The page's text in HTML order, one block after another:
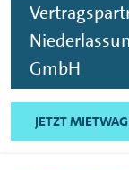
GmbH
JETZT